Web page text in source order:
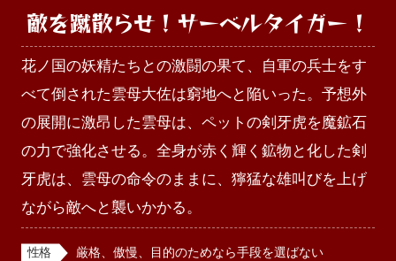
敵を蹴散らせ！サーベルタイガー！
花ノ国の妖精たちとの激闘の果て、自軍の兵士をす
べて倒された雲母大佐は窮地へと陥いった。予想外
の展開に激昂した雲母は、ペットの剣牙虎を魔鉱石
の力で強化させる。全身が赤く輝く鉱物と化した剣
牙虎は、雲母の命令のままに、獰猛な雄叫びを上げ
ながら敵へと襲いかかる。
性格 厳格、傲慢、目的のためなら手段を選ばない